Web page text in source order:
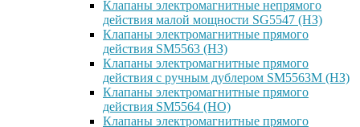
Клапаны электромагнитные непрямого
действия малой мощности SG5547 (НЗ)
Клапаны электромагнитные прямого
действия SM5563 (НЗ)
Клапаны электромагнитные прямого
действия с ручным дублером SM5563M (НЗ)
Клапаны электромагнитные прямого
действия SM5564 (НО)
Клапаны электромагнитные прямого